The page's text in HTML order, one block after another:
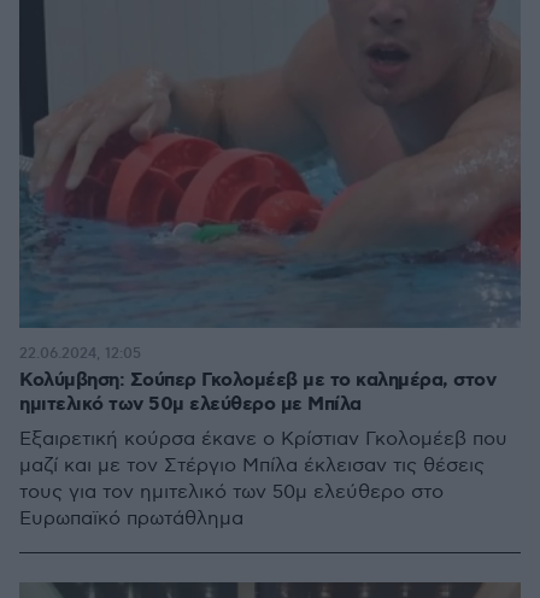
Κολύμβηση: Σούπερ Γκολομέεβ με το καλημέρα, στον
ημιτελικό των 50μ ελεύθερο με Μπίλα
Εξαιρετική κούρσα έκανε ο Κρίστιαν Γκολομέεβ που
μαζί και με τον Στέργιο Μπίλα έκλεισαν τις θέσεις
τους για τον ημιτελικό των 50μ ελεύθερο στο
Ευρωπαϊκό πρωτάθλημα
22.06.2024, 12:05